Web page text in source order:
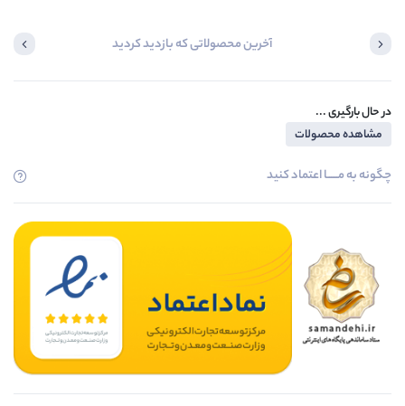
آخرین محصولاتی که بازدید کردید
در حال بارگیری ...
مشاهده محصولات
چگونه به مــــــا اعتماد کنید